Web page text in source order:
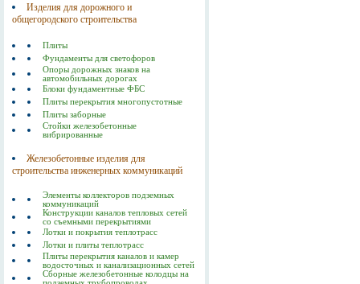
Изделия для дорожного и
общегородского строительства
Плиты
Фундаменты для светофоров
Опоры дорожных знаков на
автомобильных дорогах
Блоки фундаментные ФБС
Плиты перекрытия многопустотные
Плиты заборные
Стойки железобетонные
вибрированные
Железобетонные изделия для
строительства инженерных коммуникаций
Элементы коллекторов подземных
коммуникаций
Конструкции каналов тепловых сетей
со съемными перекрытиями
Лотки и покрытия теплотрасс
Лотки и плиты теплотрасс
Плиты перекрытия каналов и камер
водосточных и канализационных сетей
Сборные железобетонные колодцы на